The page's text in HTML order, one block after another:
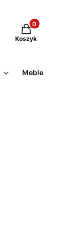
Produkty w
Koszyk
Meble ogrodowe